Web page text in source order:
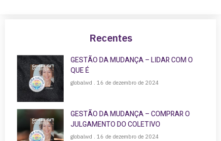
Recentes
GESTÃO DA MUDANÇA – LIDAR COM O
QUE É
globalwd 16 de dezembro de 2024
GESTÃO DA MUDANÇA – COMPRAR O
JULGAMENTO DO COLETIVO
globalwd 16 de dezembro de 2024